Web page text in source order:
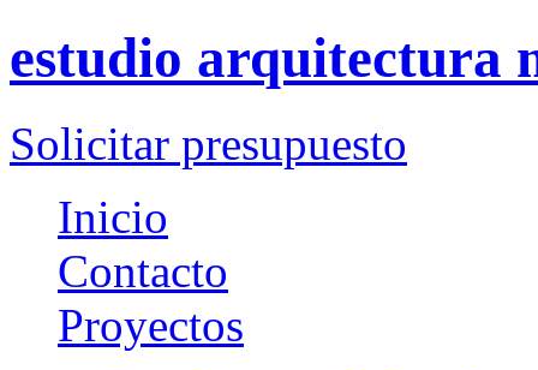
estudio arquitectura
Solicitar presupuesto
Inicio
Contacto
Proyectos